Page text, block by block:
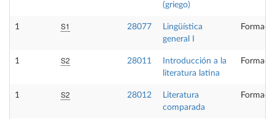
(griego)
1 S1 28077
Lingüística
general I
1 S2 28011
Introducción a la
literatura latina
1 S2 28012
Literatura
comparada